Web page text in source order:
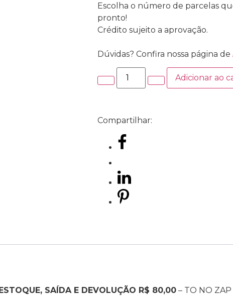
Escolha o número de parcelas
pronto!
Crédito sujeito a aprovação.
Dúvidas? Confira nossa página de
Adicionar ao
Compartilhar:
SAÍDA E DEVOLUÇÃO R$ 80,00 – TO NO